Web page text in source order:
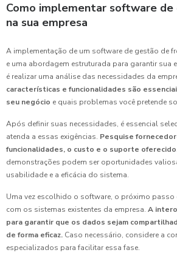
Como implementar software
na sua empresa
A implementação de um software de gestão de
e uma abordagem estruturada para garantir sua
é realizar uma análise das necessidades da
características e funcionalidades são
seu negócio e quais problemas você pretende
Após definir suas necessidades, é essencial
atenda a essas exigências. Pesquise
funcionalidades, o custo e o suporte
demonstrações podem ser oportunidades
usabilidade e a eficácia do sistema.
Uma vez escolhido o software, o próximo passo
com os sistemas existentes da empresa. A
para garantir que os dados sejam
de forma eficaz. Caso necessário, considere a
especializados para facilitar essa fase.